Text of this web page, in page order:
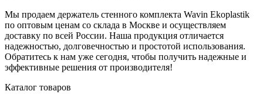
Мы продаем держатель стенного комплекта Wavin Ekoplastik
по оптовым ценам со склада в Москве и осуществляем
доставку по всей России. Наша продукция отличается
надежностью, долговечностью и простотой использования.
Обратитесь к нам уже сегодня, чтобы получить надежные и
эффективные решения от производителя!
Каталог товаров